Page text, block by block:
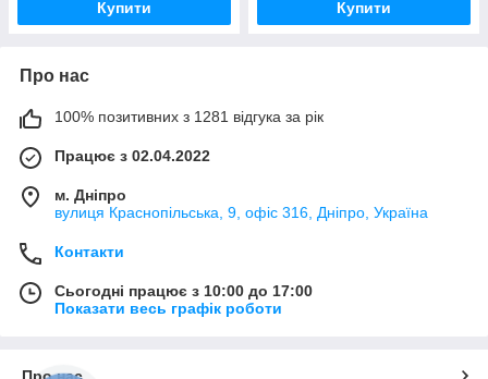
Купити Купити
Про нас
100% позитивних з 1281 відгука за рік
Працює з 02.04.2022
м. Дніпро
вулиця Краснопільська, 9, офіс 316, Дніпро, Україна
Контакти
Сьогодні працює з 10:00 до 17:00
Показати весь графік роботи